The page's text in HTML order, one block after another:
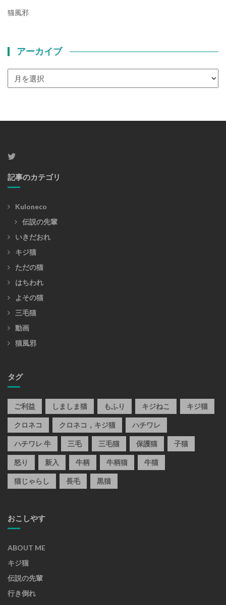
猫風邪
アーカイブ
記事のカテゴリ
Kuloneco
伝説の先輩
いきだおれ
キジ猫
ただの猫
はちわれ
よその猫
三毛猫
動画
猫風邪
タグ
ご利益 しましま猫 もふり キジねこ キジ猫
クロネコ クロネコ，キジ猫 ハチワレ
ハチワレ 牛 三毛 三毛猫 保護猫 子猫
怒り 新入 牛柄 牛柄猫 牛猫
猫じゃらし 長毛 黒猫
おこしやす
ABOUT ME
キジ猫
伝説の先輩
行き倒れ